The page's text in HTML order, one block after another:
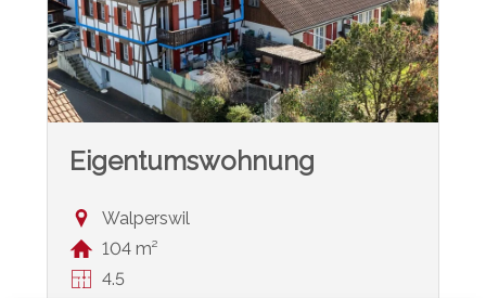
Eigentumswohnung
Walperswil
104 m²
4.5